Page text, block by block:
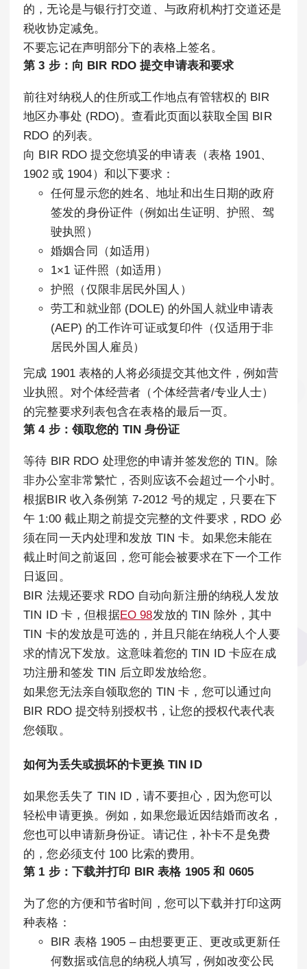
的，无论是与银行打交道、与政府机构打交道还是
税收协定减免。
不要忘记在声明部分下的表格上签名。
第 3 步：向 BIR RDO 提交申请表和要求
前往对纳税人的住所或工作地点有管辖权的 BIR
地区办事处 (RDO)。查看此页面以获取全国 BIR
RDO 的列表。
向 BIR RDO 提交您填妥的申请表（表格 1901、
1902 或 1904）和以下要求：
任何显示您的姓名、地址和出生日期的政府
签发的身份证件（例如出生证明、护照、驾
驶执照）
婚姻合同（如适用）
1×1 证件照（如适用）
护照（仅限非居民外国人）
劳工和就业部 (DOLE) 的外国人就业申请表
(AEP) 的工作许可证或复印件（仅适用于非
居民外国人雇员）
完成 1901 表格的人将必须提交其他文件，例如营
业执照。对个体经营者（个体经营者/专业人士）
的完整要求列表包含在表格的最后一页。
第 4 步：领取您的 TIN 身份证
等待 BIR RDO 处理您的申请并签发您的 TIN。除
非办公室非常繁忙，否则应该不会超过一个小时。
根据BIR 收入条例第 7-2012 号的规定，只要在下
午 1:00 截止期之前提交完整的文件要求，RDO 必
须在同一天内处理和发放 TIN 卡。如果您未能在
截止时间之前返回，您可能会被要求在下一个工作
日返回。
BIR 法规还要求 RDO 自动向新注册的纳税人发放
TIN ID 卡，但根据EO 98发放的 TIN 除外，其中
TIN 卡的发放是可选的，并且只能在纳税人个人要
求的情况下发放。这意味着您的 TIN ID 卡应在成
功注册和签发 TIN 后立即发放给您。
如果您无法亲自领取您的 TIN 卡，您可以通过向
BIR RDO 提交特别授权书，让您的授权代表代表
您领取。
如何为丢失或损坏的卡更换 TIN ID
如果您丢失了 TIN ID，请不要担心，因为您可以
轻松申请更换。例如，如果您最近因结婚而改名，
您也可以申请新身份证。请记住，补卡不是免费
的，您必须支付 100 比索的费用。
第 1 步：下载并打印 BIR 表格 1905 和 0605
为了您的方便和节省时间，您可以下载并打印这两
种表格：
BIR 表格 1905 – 由想要更正、更改或更新任
何数据或信息的纳税人填写，例如改变公民